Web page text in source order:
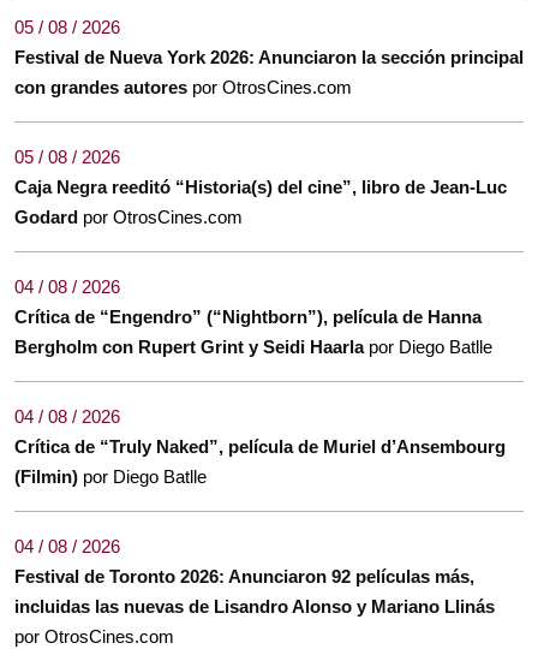
05 / 08 / 2026
Festival de Nueva York 2026: Anunciaron la sección principal
con grandes autores por OtrosCines.com
05 / 08 / 2026
Caja Negra reeditó “Historia(s) del cine”, libro de Jean-Luc
Godard por OtrosCines.com
04 / 08 / 2026
Crítica de “Engendro” (“Nightborn”), película de Hanna
Bergholm con Rupert Grint y Seidi Haarla por Diego Batlle
04 / 08 / 2026
Crítica de “Truly Naked”, película de Muriel d’Ansembourg
(Filmin) por Diego Batlle
04 / 08 / 2026
Festival de Toronto 2026: Anunciaron 92 películas más,
incluidas las nuevas de Lisandro Alonso y Mariano Llinás
por OtrosCines.com